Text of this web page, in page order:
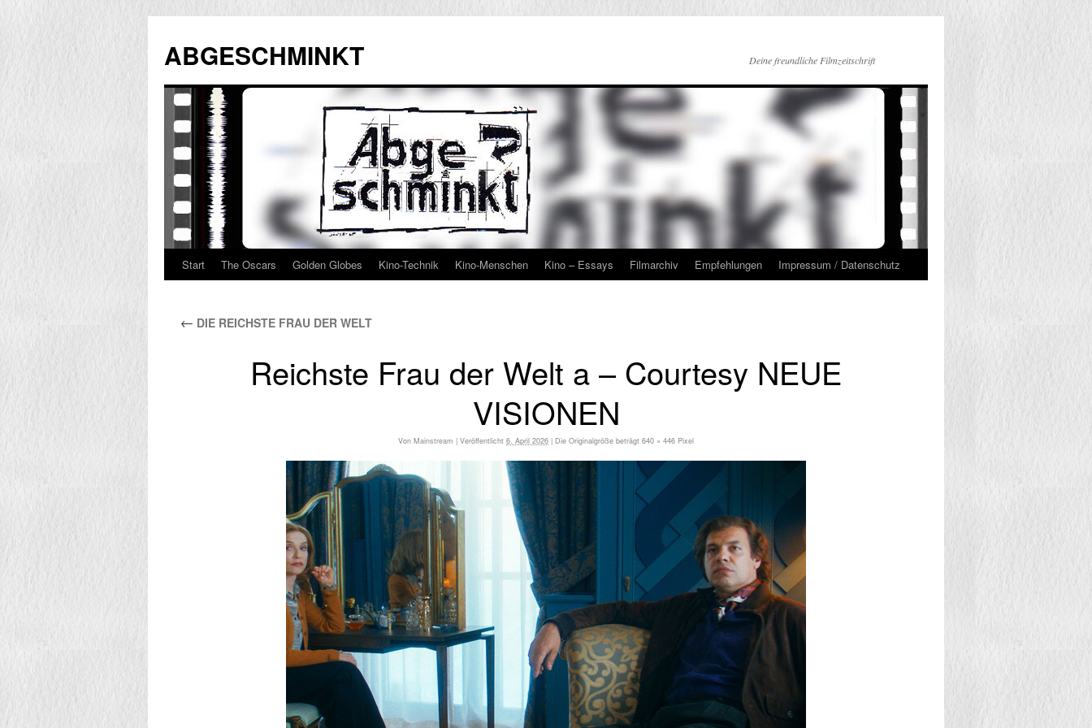
springen
ABGESCHMINKT Deine freundliche Filmzeitschrift
Start The Oscars Golden Globes Kino-Technik Kino-Menschen Kino – Essays Filmarchiv Empfehlungen Impressum / Datenschutz
← DIE REICHSTE FRAU DER WELT
Reichste Frau der Welt a – Courtesy NEUE
VISIONEN
Von Mainstream | Veröffentlicht 6. April 2026 | Die Originalgröße beträgt 640 × 446 Pixel